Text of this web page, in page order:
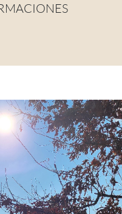
EN
A TU
A
CLASE